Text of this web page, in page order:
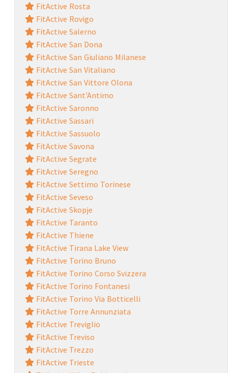
FitActive Rosta
FitActive Rovigo
FitActive Salerno
FitActive San Dona
FitActive San Giuliano Milanese
FitActive San Vitaliano
FitActive San Vittore Olona
FitActive Sant'Antimo
FitActive Saronno
FitActive Sassari
FitActive Sassuolo
FitActive Savona
FitActive Segrate
FitActive Seregno
FitActive Settimo Torinese
FitActive Seveso
FitActive Skopje
FitActive Taranto
FitActive Thiene
FitActive Tirana Lake View
FitActive Torino Bruno
FitActive Torino Corso Svizzera
FitActive Torino Fontanesi
FitActive Torino Via Botticelli
FitActive Torre Annunziata
FitActive Treviglio
FitActive Treviso
FitActive Trezzo
FitActive Trieste